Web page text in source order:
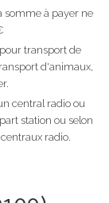
somme à payer ne
transport de
d'animaux,
central radio ou
station ou selon
radio.